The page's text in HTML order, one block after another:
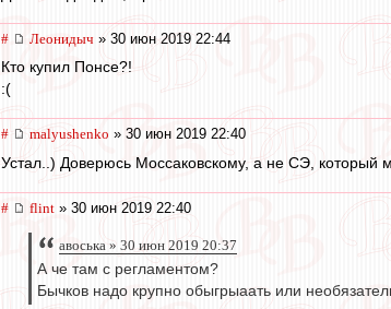
# Леонидыч » 30 июн 2019 22:44
Кто купил Понсе?!
:(
# malyushenko » 30 июн 2019 22:40
Устал..) Доверюсь Моссаковскому, а не СЭ, который
# flint » 30 июн 2019 22:40
авоська » 30 июн 2019 20:37
А че там с регламентом?
Бычков надо крупно обыгрыаать или